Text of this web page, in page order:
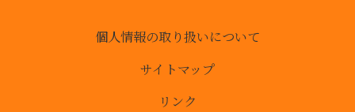
個人情報の取り扱いについて
サイトマップ
リンク